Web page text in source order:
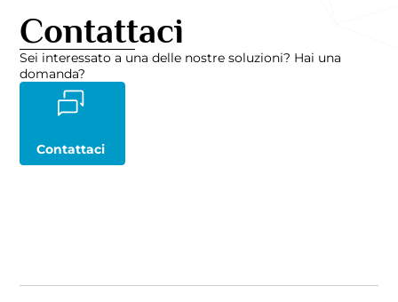
Contattaci
Sei interessato a una delle nostre soluzioni? Hai una
domanda?
Contattaci